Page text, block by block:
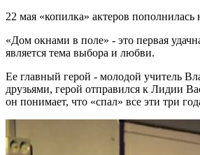
22 мая «копилка» актеров
«Дом окнами в поле» - это первая
является тема выбора и любви.
Ее главный герой - молодой учитель
друзьями, герой отправился к Лидии
он понимает, что «спал» все эти три